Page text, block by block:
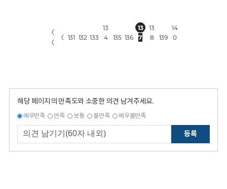
〈
〈
〈 131 132 133
13
4
135 136
13
7
13
8
139
14
0
해당 페이지의 만족도와 소중한 의견 남겨주세요.
매우만족 만족 보통 불만족 매우불만족
등록